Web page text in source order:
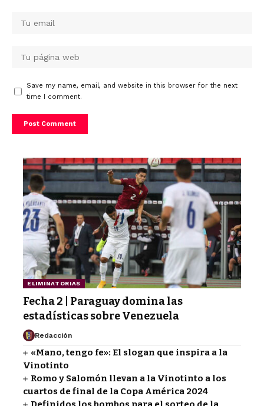
Save my name, email, and website in this browser for the next
time I comment.
ELIMINATORIAS
Fecha 2 | Paraguay domina las
estadísticas sobre Venezuela
Redacción
«Mano, tengo fe»: El slogan que inspira a la
Vinotinto
Romo y Salomón llevan a la Vinotinto a los
cuartos de final de la Copa América 2024